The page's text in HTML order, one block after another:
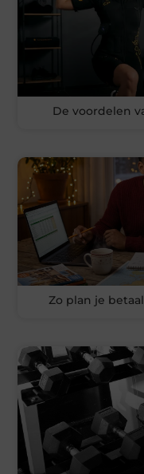
De voordelen
Zo plan je